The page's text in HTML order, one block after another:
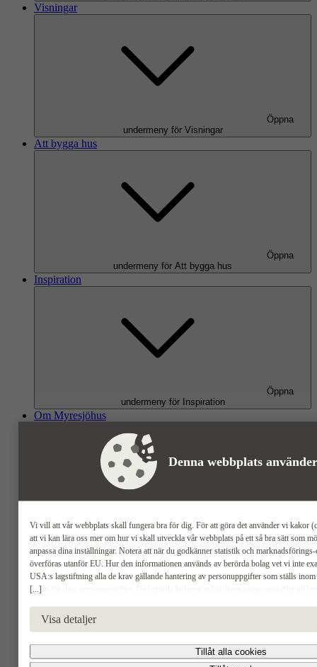
Denna webbplats
[...]
Vi vill att vår webbplats skall fungera bra för dig. För att göra det använder vi kakor
att vi kan lära oss mer om hur vi skall utveckla vår webbplats på ett så bra sätt som
anpassa dina inställningar. Notera att när du godkänner statistik och
överföras utanför EU. Hur den informationen används av berörda bolag vet vi inte
USA:s lagstiftning alla de krav gällande hantering av personuppgifter som ställs
risker för dina personuppgifter. De berörda bolagen måste lämna över uppgifter till
radering, gällande eventuella personuppgifter som de brottsbekämpande
godkänna statistik och marknadsförings-cookies nedan bekräftar du att du
Visa detaljer
Tillåt alla cookies
Visningar
Öppna
undermeny för Visningar
Att bygga hus
Öppna
undermeny för Att bygga hus
Inspiration
Öppna
undermeny för Inspiration
Om Myresjöhus
Öppna
undermeny för Om Myresjöhus
Säljkontor
Öppna